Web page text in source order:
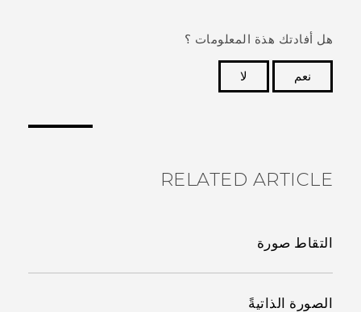
هل أفادتك هذة المعلومات ؟
نعم
لا
RELATED ARTICLE
التقاط صورة
الصورة الذاتيةً